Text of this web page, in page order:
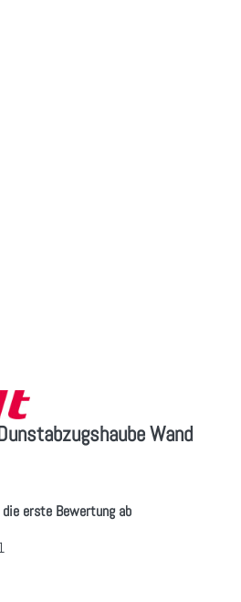
Wand
die erste Bewertung ab